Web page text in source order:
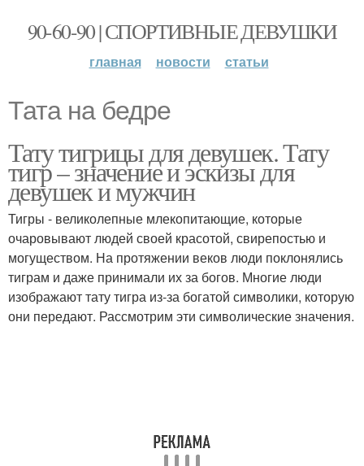
90-60-90 | СПОРТИВНЫЕ ДЕВУШКИ
главная новости статьи
Тата на бедре
Тату тигрицы для девушек. Тату
тигр – значение и эскизы для
девушек и мужчин
Тигры - великолепные млекопитающие, которые
очаровывают людей своей красотой, свирепостью и
могуществом. На протяжении веков люди поклонялись
тиграм и даже принимали их за богов. Многие люди
изображают тату тигра из-за богатой символики, которую
они передают. Рассмотрим эти символические значения.